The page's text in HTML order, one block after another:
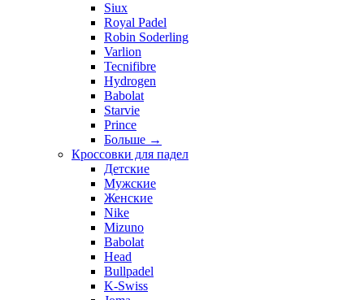
Siux
Royal Padel
Robin Soderling
Varlion
Tecnifibre
Hydrogen
Babolat
Starvie
Prince
Больше →
Кроссовки для падел
Детские
Мужские
Женские
Nike
Mizuno
Babolat
Head
Bullpadel
K-Swiss